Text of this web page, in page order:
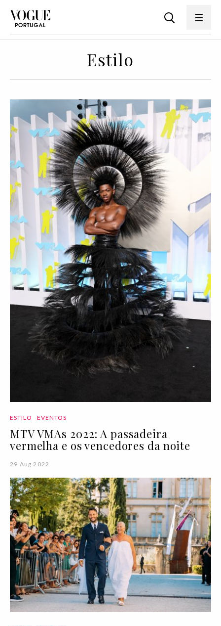
Estilo
ESTILO EVENTOS
MTV VMAs 2022: A passadeira
vermelha e os vencedores da noite
29 Aug 2022